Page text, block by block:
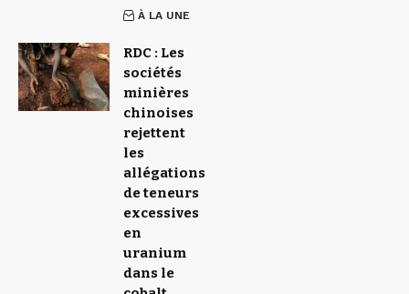
À LA UNE
RDC : Les
sociétés
minières
chinoises
rejettent
les
allégations
de teneurs
excessives
en
uranium
dans le